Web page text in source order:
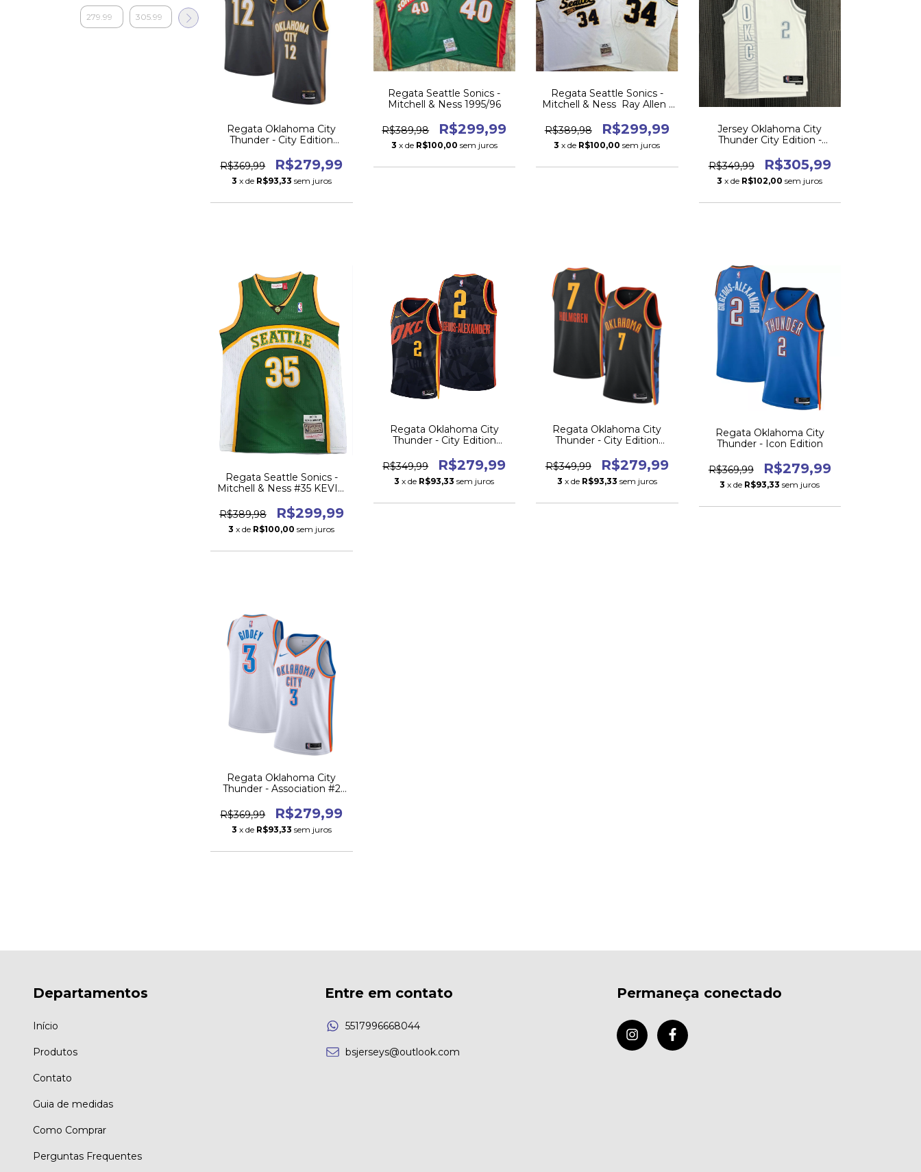
Regata Oklahoma City
Thunder - City Edition
R$369,99
R$279,99
3 x de R$93,33 sem juros
Regata Seattle Sonics -
Mitchell & Ness 1995/96
R$389,98 R$299,99
3 x de R$100,00 sem juros
Regata Seattle Sonics -
Mitchell & Ness Ray Allen -
R$389,98
R$299,99
3 x de R$100,00 sem juros
Jersey Oklahoma City
Thunder City Edition -
R$349,99
R$305,99
3 x de R$102,00 sem juros
Regata Seattle Sonics -
Mitchell & Ness #35 KEVIN
R$389,98
R$299,99
3 x de R$100,00 sem juros
Regata Oklahoma City
Thunder - City Edition
R$349,99
R$279,99
3 x de R$93,33 sem juros
Regata Oklahoma City
Thunder - City Edition
R$349,99
R$279,99
3 x de R$93,33 sem juros
Regata Oklahoma City
Thunder - Icon Edition
R$369,99 R$279,99
3 x de R$93,33 sem juros
Regata Oklahoma City
Thunder - Association #2
R$369,99
R$279,99
3 x de R$93,33 sem juros
Departamentos
Início
Produtos
Contato
Guia de medidas
Como Comprar
Perguntas Frequentes
Entre em contato
5517996668044
bsjerseys@outlook.com
Permaneça conectado